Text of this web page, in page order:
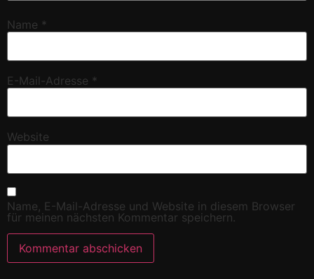
Name *
E-Mail-Adresse *
Website
Name, E-Mail-Adresse und Website in diesem Browser
für meinen nächsten Kommentar speichern.